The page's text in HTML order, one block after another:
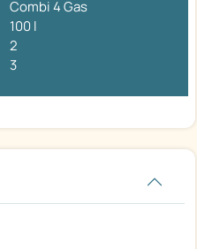
Combi 4 Gas
100 l
2
3